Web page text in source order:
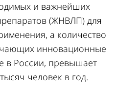
и важнейших
(ЖНВЛП) для
а количество
инновационные
в России, превышает
человек в год.